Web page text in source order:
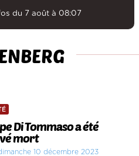
du 7 août à 08:07
Di Tommaso a été
mort
10 décembre 2023